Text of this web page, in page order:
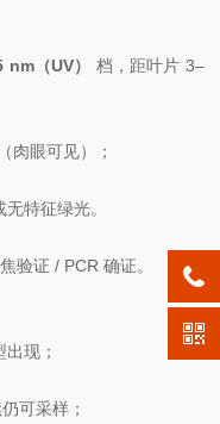
nm（UV）
档，距叶片 3–
肉眼可见）；
特征绿光。
验证 / PCR 确证。
现；
仍可采样；